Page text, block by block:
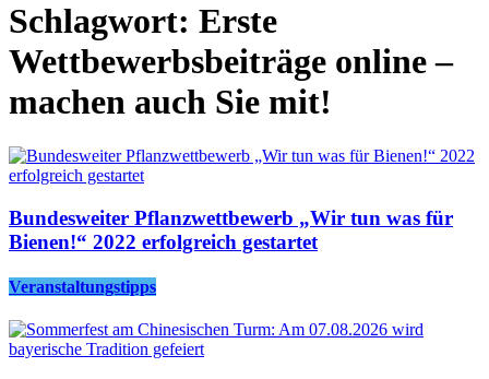
Schlagwort: Erste
Wettbewerbsbeiträge online –
machen auch Sie mit!
Bundesweiter Pflanzwettbewerb „Wir tun was für
Bienen!“ 2022 erfolgreich gestartet
Veranstaltungstipps